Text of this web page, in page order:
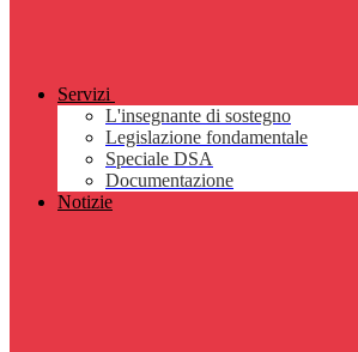
Servizi
L'insegnante di sostegno
Legislazione fondamentale
Speciale DSA
Documentazione
Notizie